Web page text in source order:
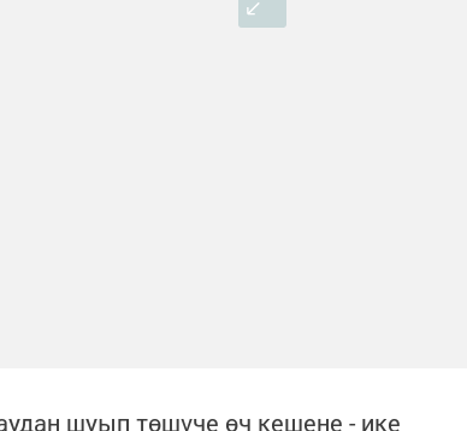
шуып төшүче өч кешене - ике